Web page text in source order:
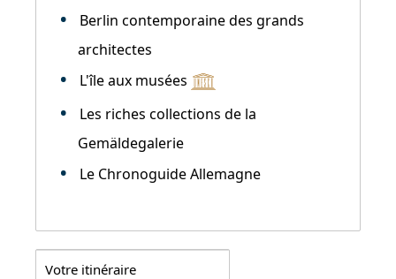
Berlin contemporaine des grands
architectes
L'île aux musées
Les riches collections de la
Gemäldegalerie
Le Chronoguide Allemagne
Votre itinéraire